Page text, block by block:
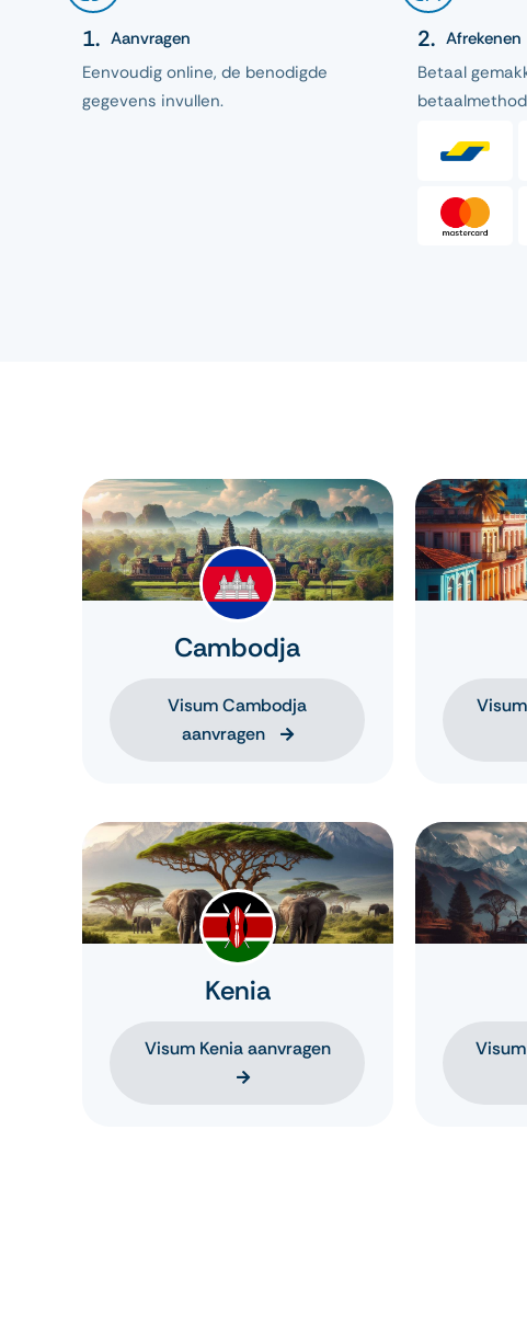
Aanvragen
Eenvoudig online, de benodigde
gegevens invullen.
Afrekenen
Betaal
Cambodja
Visum Cambodja
aanvragen
Kenia
Visum Kenia aanvragen